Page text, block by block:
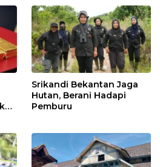
Srikandi Bekantan Jaga
Hutan, Berani Hadapi
Pemburu